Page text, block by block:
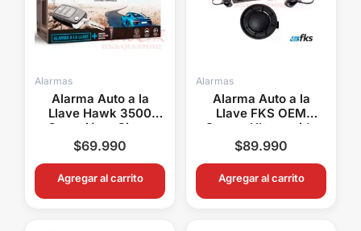
Alarmas
Alarma Auto a la
Llave Hawk 3500
Conexión a Cierre
Central 1SA1
$69.990
Agregar al carrito
Alarmas
Alarma Auto a la
Llave FKS OEM
Sensor Ultrasonido
Multiplexados 1SA4
$89.990
Agregar al carrito